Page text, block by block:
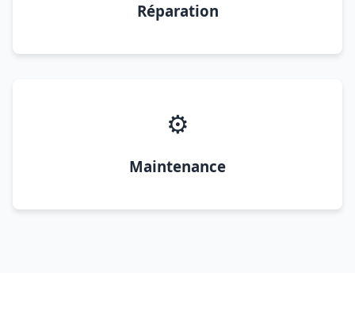
Réparation
⚙️
Maintenance